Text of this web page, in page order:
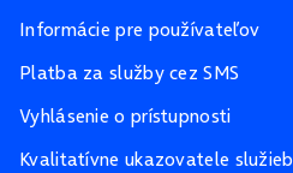
Informácie pre používateľov
Platba za služby cez SMS
Vyhlásenie o prístupnosti
Kvalitatívne ukazovatele služieb